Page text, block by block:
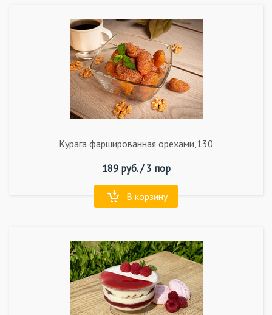
Курага фаршированная орехами,130
189руб. /3 пор
В корзину